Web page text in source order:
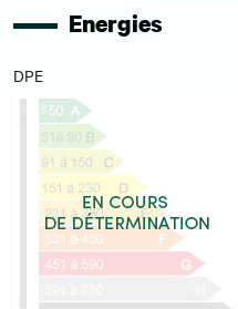
Energies
DPE